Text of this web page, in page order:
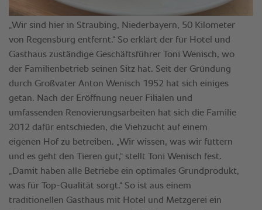
„Wir sind hier in Straubing, Niederbayern, 50 Kilometer
von Regensburg entfernt.“ So erklärt der für Hotel und
Gasthaus zuständige Geschäftsführer Toni Wenisch, wo
der Familienbetrieb seinen Sitz hat. Seit der Gründung
durch Großvater Anton Wenisch 1952 hat sich einiges
getan. Nach der Eröffnung neuer Filialen und
umfassenden Renovierungsarbeiten hat sich die Familie
2012 dafür entschieden, die Viehzucht auf einem
eigenen Hof zu betreiben. „Wir wissen, was wir füttern
und es geht den Tieren gut,“ stellt Toni Wenisch fest.
„Damit haben alle Betriebe ein optimales Grundprodukt,
was für Top-Qualität sorgt.“ So ist aus einem
traditionellen Gasthaus mit Hotel und Metzgerei ein